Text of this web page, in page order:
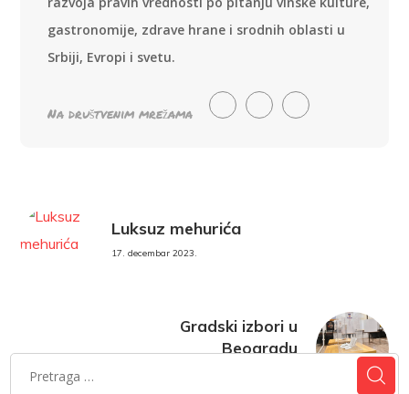
gastronomije, zdrave hrane i srodnih oblasti u
Srbiji, Evropi i svetu.
Na društvenim mrežama
Luksuz mehurića
17. decembar 2023.
Gradski izbori u
Beogradu